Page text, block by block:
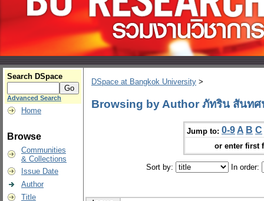
Search DSpace
Advanced Search
Home
Browse
Communities
& Collections
Issue Date
Author
Title
DSpace at Bangkok University >
Browsing by Author ภัทริน สันทศ
Jump to: 0-9 A B C
or enter first
Sort by: In order: